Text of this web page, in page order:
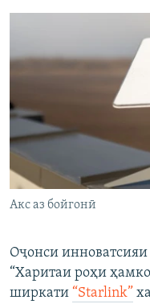
Акс аз бойгонӣ
Оҷонси
“Харитаи роҳи
ширкати “Starlink”